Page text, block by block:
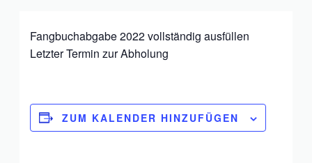
Fangbuchabgabe 2022 vollständig ausfüllen
Letzter Termin zur Abholung
ZUM KALENDER HINZUFÜGEN